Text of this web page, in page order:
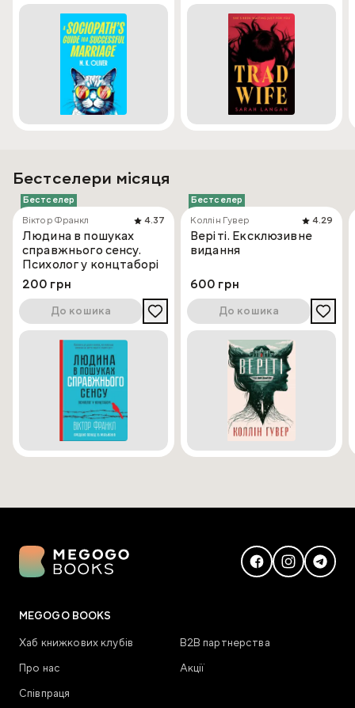
Бестселери місяця
Бестселер
Віктор Франкл
4.37
Людина в пошуках
справжнього сенсу.
Психолог у концтаборі
200 грн
До кошика
Бестселер
Коллін Гувер
4.29
Веріті. Ексклюзивне
видання
600 грн
До кошика
MEGOGO BOOKS
Хаб книжкових клубів
В2В партнерства
Про нас
Акції
Співпраця